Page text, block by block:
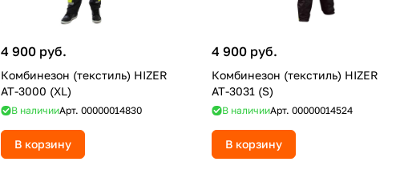
4 900 руб.
Комбинезон (текстиль) HIZER
AT-3000 (XL)
В наличииАрт. 00000014830
В корзину
4 900 руб.
Комбинезон (текстиль) HIZER
AT-3031 (S)
В наличииАрт. 00000014524
В корзину